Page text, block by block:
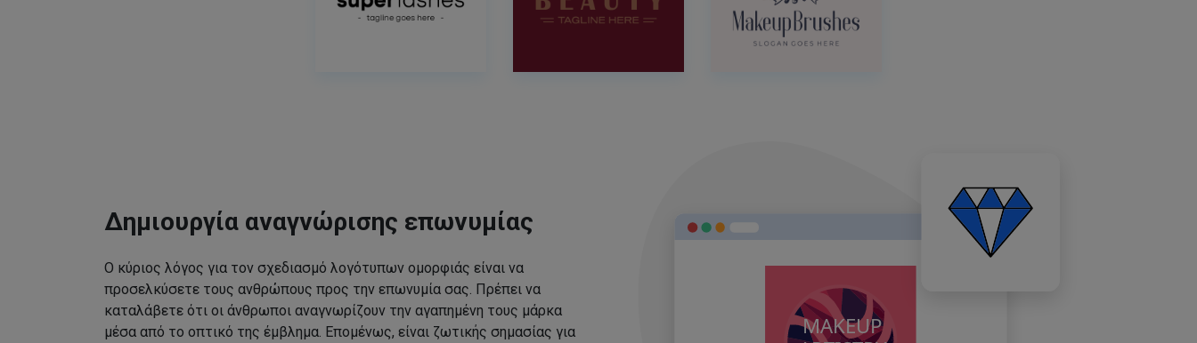
Δημιουργία αναγνώρισης επωνυμίας
Ο κύριος λόγος για τον σχεδιασμό λογότυπων ομορφιάς είναι να
προσελκύσετε τους ανθρώπους προς την επωνυμία σας. Πρέπει να
καταλάβετε ότι οι άνθρωποι αναγνωρίζουν την αγαπημένη τους μάρκα
μέσα από το οπτικό της έμβλημα. Επομένως, είναι ζωτικής σημασίας για